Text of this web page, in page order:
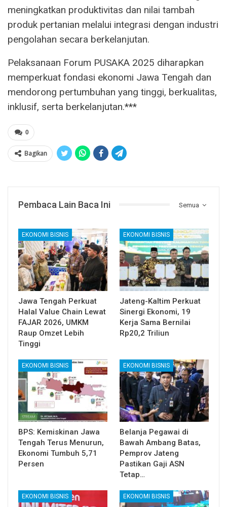
meningkatkan produktivitas dan nilai tambah
produk pertanian melalui integrasi dengan industri
pengolahan secara berkelanjutan.
Pelaksanaan Forum PUSAKA 2025 diharapkan
memperkuat fondasi ekonomi Jawa Tengah dan
mendorong pertumbuhan yang tinggi, berkualitas,
inklusif, serta berkelanjutan.***
0
Bagikan
Semua
Pembaca Lain Baca Ini
EKONOMI BISNIS
Jawa Tengah Perkuat
Halal Value Chain Lewat
FAJAR 2026, UMKM
Raup Omzet Lebih
Tinggi
EKONOMI BISNIS
Jateng-Kaltim Perkuat
Sinergi Ekonomi, 19
Kerja Sama Bernilai
Rp20,2 Triliun
EKONOMI BISNIS
BPS: Kemiskinan Jawa
Tengah Terus Menurun,
Ekonomi Tumbuh 5,71
Persen
EKONOMI BISNIS
Belanja Pegawai di
Bawah Ambang Batas,
Pemprov Jateng
Pastikan Gaji ASN
Tetap…
EKONOMI BISNIS EKONOMI BISNIS